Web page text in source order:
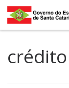
Skip to content
crédito